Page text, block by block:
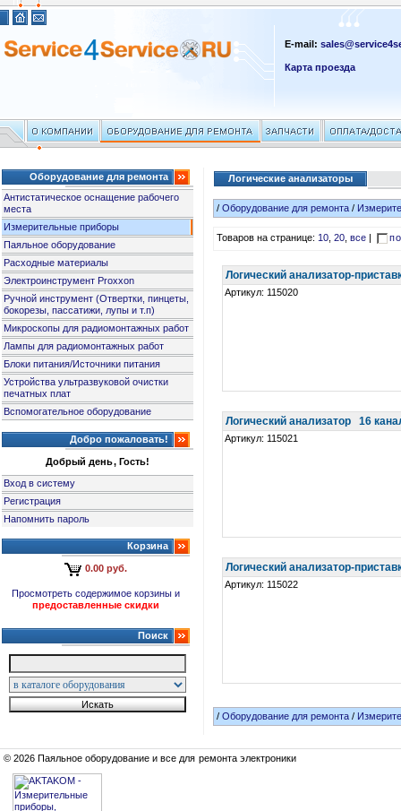
E-mail:
Карта проезда
Оборудование для ремонта
Антистатическое оснащение рабочего
места
Измерительные приборы
Паяльное оборудование
Расходные материалы
Электроинструмент Proxxon
Ручной инструмент (Отвертки, пинцеты,
бокорезы, пассатижи, лупы и т.п)
Микроскопы для радиомонтажных работ
Лампы для радиомонтажных работ
Блоки питания/Источники питания
Устройства ультразвуковой очистки
печатных плат
Вспомогательное оборудование
Добро пожаловать!
Добрый день, Гость!
Вход в систему
Регистрация
Напомнить пароль
Корзина
0.00 руб.
Просмотреть содержимое корзины и
предоставленные скидки
Поиск
Логические анализаторы
/Оборудование для ремонта /
Товаров на странице:10,20,все
Логический анализатор-
Артикул: 115020
Логический анализатор 16
Артикул: 115021
Логический анализатор-
Артикул: 115022
/Оборудование для ремонта /
© 2026 Паяльное оборудование и все для ремонта электроники